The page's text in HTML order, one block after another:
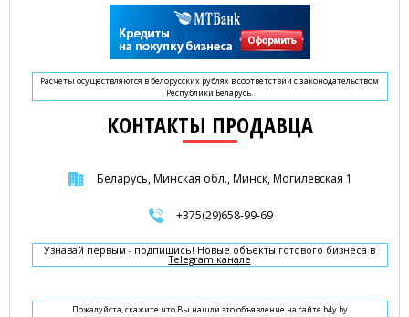
Расчеты осуществляются в белорусских рублях в соответствии с законодательством
Республики Беларусь.
КОНТАКТЫ ПРОДАВЦА
Беларусь, Минская обл., Минск, Могилевская 1
+375(29)658-99-69
Узнавай первым - подпишись! Новые объекты готового бизнеса в
Telegram канале
Пожалуйста, скажите что Вы нашли это объявление на сайте b4y.by